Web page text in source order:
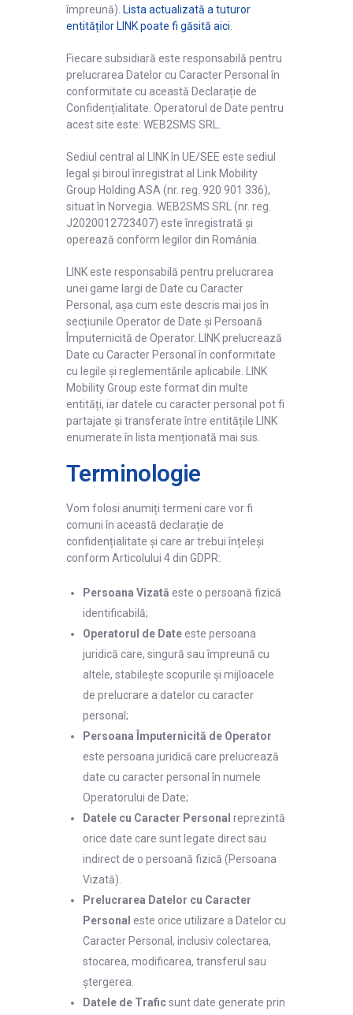
împreună). Lista actualizată a tuturor
entităților LINK poate fi găsită aici
Fiecare subsidiară este responsabilă pentru
prelucrarea Datelor cu Caracter Personal în
conformitate cu această Declarație de
Confidențialitate. Operatorul de Date pentru
acest site este: WEB2SMS SRL.
Sediul central al LINK în UE/SEE este sediul
legal și biroul înregistrat al Link Mobility
Group Holding ASA (nr. reg. 920 901 336),
situat în Norvegia. WEB2SMS SRL (nr. reg.
J2020012723407) este înregistrată și
operează conform legilor din România.
LINK este responsabilă pentru prelucrarea
unei game largi de Date cu Caracter
Personal, așa cum este descris mai jos în
secțiunile Operator de Date și Persoană
Împuternicită de Operator. LINK prelucrează
Date cu Caracter Personal în conformitate
cu legile și reglementările aplicabile. LINK
Mobility Group este format din multe
entități, iar datele cu caracter personal pot fi
partajate și transferate între entitățile LINK
enumerate în lista menționată mai sus.
Terminologie
Vom folosi anumiți termeni care vor fi
comuni în această declarație de
confidențialitate și care ar trebui înțeleși
conform Articolului 4 din GDPR:
Persoana Vizată este o persoană fizică
identificabilă;
Operatorul de Dateeste persoana
juridică care, singură sau împreună cu
altele, stabilește scopurile și mijloacele
de prelucrare a datelor cu caracter
personal;
Persoana Împuternicită de Operator
este persoana juridică care prelucrează
date cu caracter personal în numele
Operatorului de Date;
Datele cu Caracter Personal reprezintă
orice date care sunt legate direct sau
indirect de o persoană fizică (Persoana
Vizată).
Prelucrarea Datelor cu Caracter
Personal este orice utilizare a Datelor cu
Caracter Personal, inclusiv colectarea,
stocarea, modificarea, transferul sau
ștergerea.
Datele de Traficsunt date generate prin